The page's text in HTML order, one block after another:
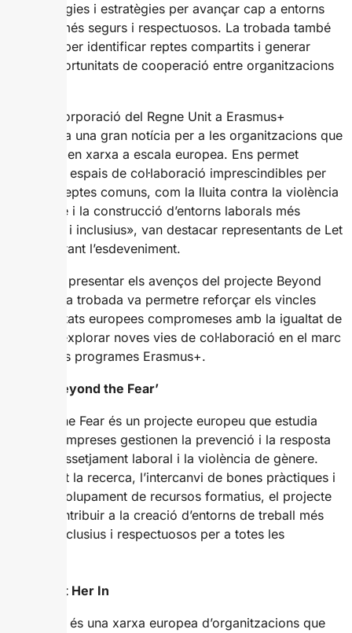
metodologies i estratègies per avançar cap a entorns
laborals més segurs i respectuosos. La trobada també
va servir per identificar reptes compartits i generar
noves oportunitats de cooperació entre organitzacions
«La reincorporació del Regne Unit a Erasmus+
representa una gran notícia per a les organitzacions que
treballem en xarxa a escala europea. Ens permet
recuperar espais de col·laboració imprescindibles per
afrontar reptes comuns, com la lluita contra la violència
de gènere i la construcció d’entorns laborals més
igualitaris i inclusius», van destacar representants de Let
Her In durant l’esdeveniment.
A més de presentar els avenços del projecte Beyond
the Fear, la trobada va permetre reforçar els vincles
entre entitats europees compromeses amb la igualtat de
gènere i explorar noves vies de col·laboració en el marc
dels futurs programes Erasmus+.
Sobre ‘Beyond the Fear’
Beyond the Fear és un projecte europeu que estudia
com les empreses gestionen la prevenció i la resposta
davant l’assetjament laboral i la violència de gènere.
Mitjançant la recerca, l’intercanvi de bones pràctiques i
el desenvolupament de recursos formatius, el projecte
busca contribuir a la creació d’entorns de treball més
segurs, inclusius i respectuosos per a totes les
Sobre Let Her In
Let Her In és una xarxa europea d’organitzacions que